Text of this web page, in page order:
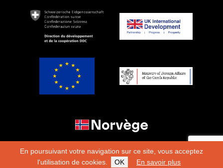
En poursuivant votre navigation sur ce site, vous acceptez
l'utilisation de cookies.
OK En savoir plus